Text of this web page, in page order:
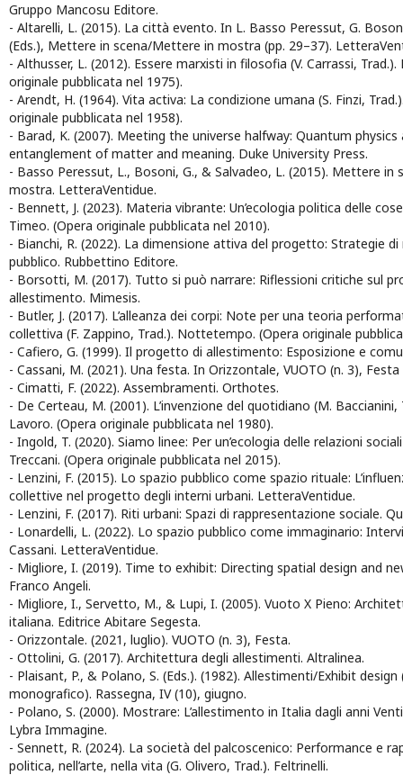
Gruppo Mancosu Editore.
- Altarelli, L. (2015). La città evento. In L. Basso Peressut, G.
(Eds.), Mettere in scena/Mettere in mostra (pp. 29–37).
- Althusser, L. (2012). Essere marxisti in filosofia (V. Carrassi, Trad.).
originale pubblicata nel 1975).
- Arendt, H. (1964). Vita activa: La condizione umana (S. Finzi,
originale pubblicata nel 1958).
- Barad, K. (2007). Meeting the universe halfway: Quantum physics
entanglement of matter and meaning. Duke University Press.
- Basso Peressut, L., Bosoni, G., & Salvadeo, L. (2015). Mettere in
mostra. LetteraVentidue.
- Bennett, J. (2023). Materia vibrante: Un’ecologia politica delle
Timeo. (Opera originale pubblicata nel 2010).
- Bianchi, R. (2022). La dimensione attiva del progetto: Strategie
pubblico. Rubbettino Editore.
- Borsotti, M. (2017). Tutto si può narrare: Riflessioni critiche sul
allestimento. Mimesis.
- Butler, J. (2017). L’alleanza dei corpi: Note per una teoria
collettiva (F. Zappino, Trad.). Nottetempo. (Opera originale
- Cafiero, G. (1999). Il progetto di allestimento: Esposizione e
- Cassani, M. (2021). Una festa. In Orizzontale, VUOTO (n. 3),
- Cimatti, F. (2022). Assembramenti. Orthotes.
- De Certeau, M. (2001). L’invenzione del quotidiano (M. Baccianini,
Lavoro. (Opera originale pubblicata nel 1980).
- Ingold, T. (2020). Siamo linee: Per un’ecologia delle relazioni
Treccani. (Opera originale pubblicata nel 2015).
- Lenzini, F. (2015). Lo spazio pubblico come spazio rituale:
collettive nel progetto degli interni urbani. LetteraVentidue.
- Lenzini, F. (2017). Riti urbani: Spazi di rappresentazione sociale.
- Lonardelli, L. (2022). Lo spazio pubblico come immaginario:
Cassani. LetteraVentidue.
- Migliore, I. (2019). Time to exhibit: Directing spatial design and
Franco Angeli.
- Migliore, I., Servetto, M., & Lupi, I. (2005). Vuoto X Pieno:
italiana. Editrice Abitare Segesta.
- Orizzontale. (2021, luglio). VUOTO (n. 3), Festa.
- Ottolini, G. (2017). Architettura degli allestimenti. Altralinea.
- Plaisant, P., & Polano, S. (Eds.). (1982). Allestimenti/Exhibit
monografico). Rassegna, IV (10), giugno.
- Polano, S. (2000). Mostrare: L’allestimento in Italia dagli anni
Lybra Immagine.
- Sennett, R. (2024). La società del palcoscenico: Performance e
politica, nell’arte, nella vita (G. Olivero, Trad.). Feltrinelli.